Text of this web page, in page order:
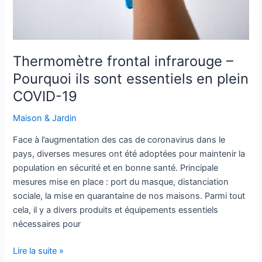
Thermomètre frontal infrarouge –
Pourquoi ils sont essentiels en plein
COVID-19
Maison & Jardin
Face à l’augmentation des cas de coronavirus dans le
pays, diverses mesures ont été adoptées pour maintenir la
population en sécurité et en bonne santé. Principale
mesures mise en place : port du masque, distanciation
sociale, la mise en quarantaine de nos maisons. Parmi tout
cela, il y a divers produits et équipements essentiels
nécessaires pour
Lire la suite »